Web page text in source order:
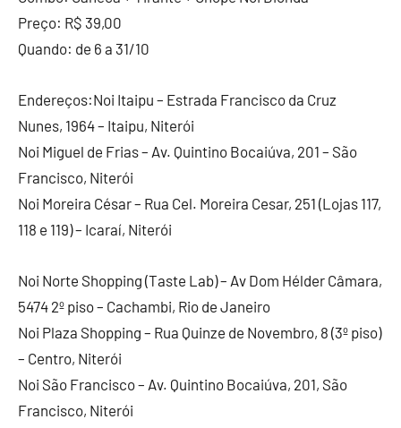
Preço: R$ 39,00
Quando: de 6 a 31/10
Endereços:Noi Itaipu – Estrada Francisco da Cruz
Nunes, 1964 – Itaipu, Niterói
Noi Miguel de Frias – Av. Quintino Bocaiúva, 201 – São
Francisco, Niterói
Noi Moreira César – Rua Cel. Moreira Cesar, 251 (Lojas 117,
118 e 119) – Icaraí, Niterói
Noi Norte Shopping (Taste Lab) – Av Dom Hélder Câmara,
5474 2º piso – Cachambi, Rio de Janeiro
Noi Plaza Shopping – Rua Quinze de Novembro, 8 (3º piso)
– Centro, Niterói
Noi São Francisco – Av. Quintino Bocaiúva, 201, São
Francisco, Niterói